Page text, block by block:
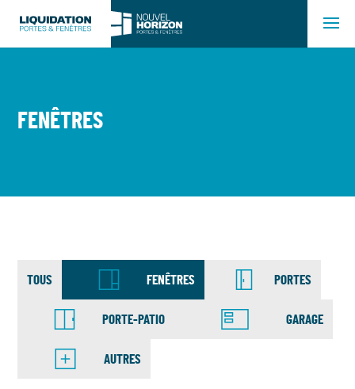
FENÊTRES
TOUS FENÊTRES PORTES
PORTE-PATIO GARAGE
AUTRES